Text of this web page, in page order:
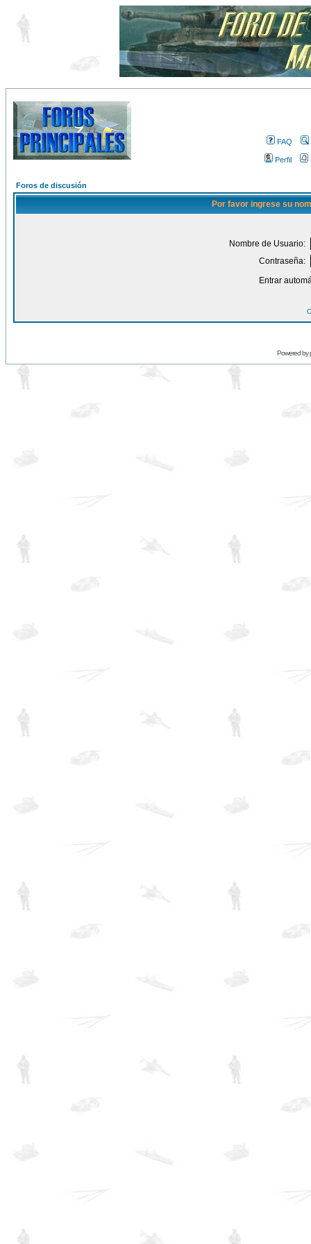
FAQ
Perfil
Foros de discusión
Por favor ingrese su
Nombre de Usuario:
Contraseña:
Entrar
Powered by